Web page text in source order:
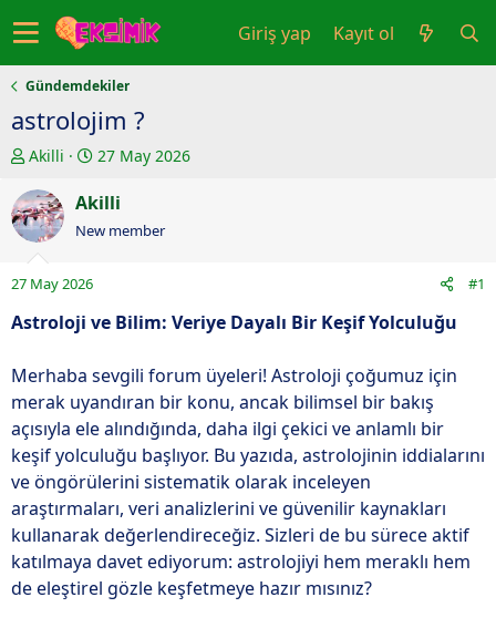
Giriş yap Kayıt ol
Gündemdekiler
astrolojim ?
K
n
u
y
u
b
a
a
t
a
n
Akilli
B
ş
l
ı
a
r
i
h
i
27 May 2026
Akilli
New member
27 May 2026 #1
Astroloji ve Bilim: Veriye Dayalı Bir Keşif Yolculuğu
Merhaba sevgili forum üyeleri! Astroloji çoğumuz için
merak uyandıran bir konu, ancak bilimsel bir bakış
açısıyla ele alındığında, daha ilgi çekici ve anlamlı bir
keşif yolculuğu başlıyor. Bu yazıda, astrolojinin iddialarını
ve öngörülerini sistematik olarak inceleyen
araştırmaları, veri analizlerini ve güvenilir kaynakları
kullanarak değerlendireceğiz. Sizleri de bu sürece aktif
katılmaya davet ediyorum: astrolojiyi hem meraklı hem
de eleştirel gözle keşfetmeye hazır mısınız?